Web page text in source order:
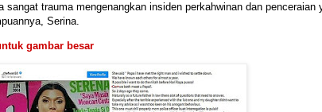
sangat trauma mengenangkan insiden perkahwinan dan penceraian
Serina.
gambar besar